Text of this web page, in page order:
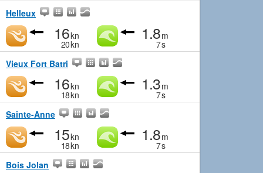
Helleux
16kn
20kn
1.8m
7s
Vieux Fort Batri
16kn
18kn
1.3m
7s
Sainte-Anne
15kn
18kn
1.8m
7s
Bois Jolan